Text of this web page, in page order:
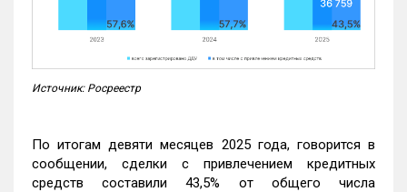
Источник: Росреестр
По итогам девяти месяцев 2025 года, говорится в
сообщении, сделки с привлечением кредитных
средств составили 43,5% от общего числа